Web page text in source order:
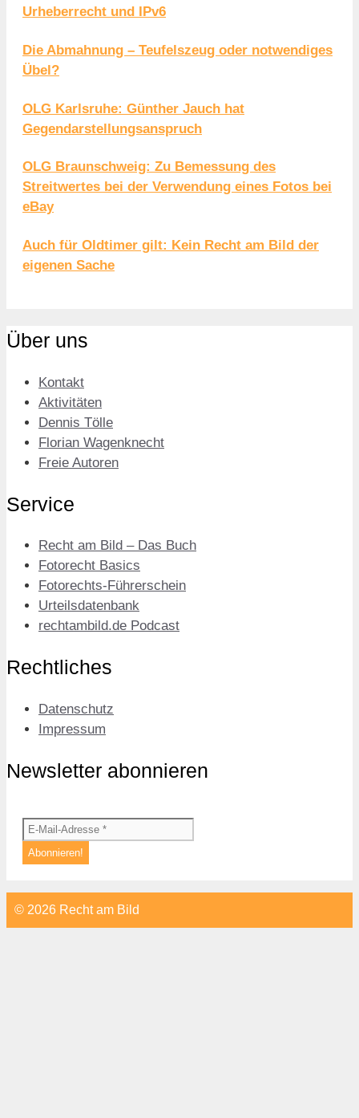
Urheberrecht und IPv6
Die Abmahnung – Teufelszeug oder notwendiges
Übel?
OLG Karlsruhe: Günther Jauch hat
Gegendarstellungsanspruch
OLG Braunschweig: Zu Bemessung des
Streitwertes bei der Verwendung eines Fotos bei
eBay
Auch für Oldtimer gilt: Kein Recht am Bild der
eigenen Sache
Über uns
Kontakt
Aktivitäten
Dennis Tölle
Florian Wagenknecht
Freie Autoren
Service
Recht am Bild – Das Buch
Fotorecht Basics
Fotorechts-Führerschein
Urteilsdatenbank
rechtambild.de Podcast
Rechtliches
Datenschutz
Impressum
Newsletter abonnieren
© 2026 Recht am Bild